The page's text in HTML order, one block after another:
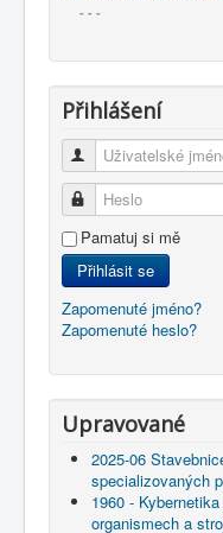
- - -
Přihlášení
Uživatelské jméno
Heslo
Pamatuj si mě
Přihlásit se
Zapomenuté jméno?
Zapomenuté heslo?
Upravované
2025-06
specializovaných
1960 -
organismech a